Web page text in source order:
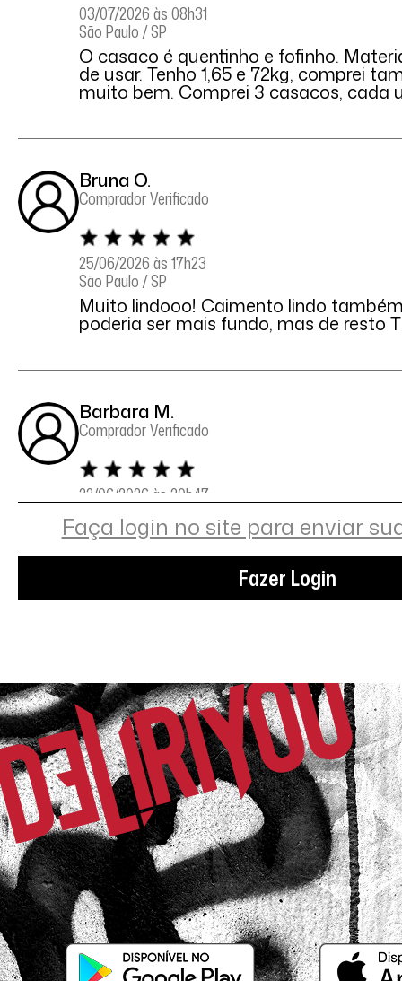
03/07/2026 às 08h31
São Paulo / SP
O casaco é quentinho e fofinho.
de usar. Tenho 1,65 e 72kg, comprei
muito bem. Comprei 3 casacos, cada
Bruna O.
Comprador Verificado
25/06/2026 às 17h23
São Paulo / SP
Muito lindooo! Caimento lindo
poderia ser mais fundo, mas de resto
Barbara M.
Comprador Verificado
22/06/2026 às 20h47
Lindo e bem quentinho
17/06/2026 às 12h14
Porto Alegre / RS
Muito bom ótima qualidade bem
grande
Nadia R.
Comprador Verificado
17/06/2026 às 06h34
Curitiba / PR
Faça login no site para enviar
Fazer Login